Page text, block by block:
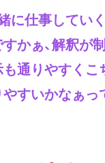
に仕事してい
かぁ、解釈が
通りやすくこ
すいかなぁっ